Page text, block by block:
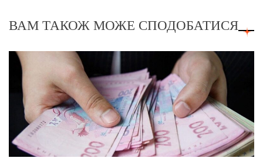
ВАМ ТАКОЖ МОЖЕ СПОДОБАТИСЯ